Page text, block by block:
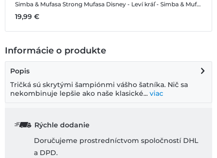
Simba & Mufasa Strong Mufasa Disney - Leví kráľ - Simba & Mufasa Strong Mufasa - Pánske Tričko
19,99 €
Informácie o produkte
Popis
Tričká sú skrytými šampiónmi vášho šatníka. Nič sa
nekombinuje lepšie ako naše klasické... viac
Rýchle dodanie
Doručujeme prostredníctvom spoločností DHL
a DPD.